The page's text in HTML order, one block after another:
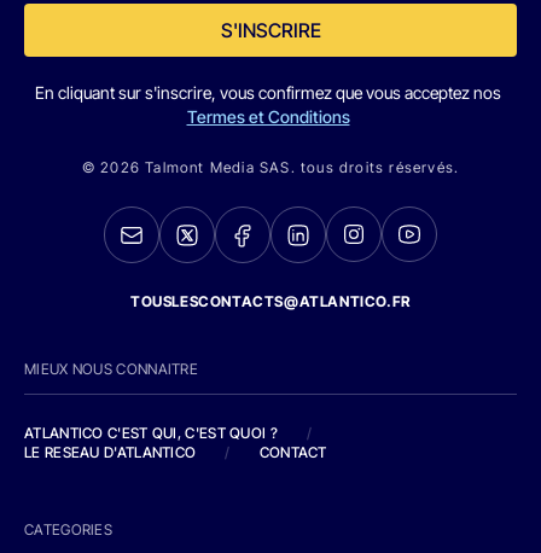
S'INSCRIRE
En cliquant sur s'inscrire, vous confirmez que vous acceptez nos
Termes et Conditions
© 2026 Talmont Media SAS. tous droits réservés.
TOUSLESCONTACTS@ATLANTICO.FR
MIEUX NOUS CONNAITRE
ATLANTICO C'EST QUI, C'EST QUOI ?
/
LE RESEAU D'ATLANTICO
/ CONTACT
CATEGORIES